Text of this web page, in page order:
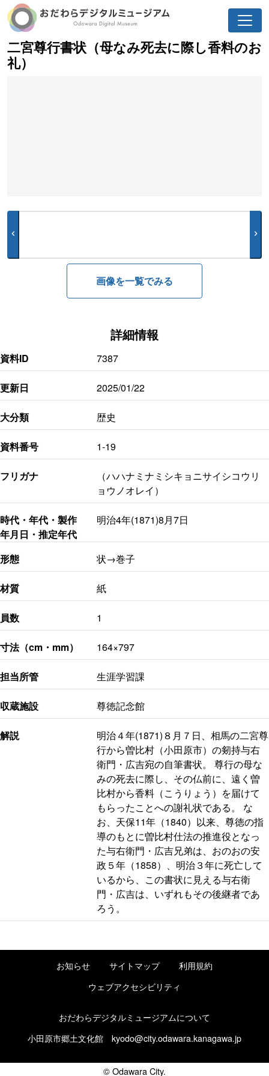
二宮尊行書状（母なみ死去に際し香料のお
礼）
chevron_left chevron_right
画像を一覧でみる
詳細情報
資料ID 7387
更新日 2025/01/22
大分類 歴史
資料番号 1-19
フリガナ
（ハハナミナミシキョニサイシコウリ
ョウノオレイ）
時代・年代・製作
年月日・推定年代
明治4年(1871)8月7日
形態 状→巻子
材質 紙
員数 1
寸法（cm・mm） 164×797
担当所管 生涯学習課
収蔵施設 尊徳記念館
解説
明治４年(1871)８月７日、相馬の二宮尊
行から曽比村（小田原市）の剱持与右
衛門・広吉宛の自筆書状。 尊行の母な
みの死去に際し、その仏前に、遠く曽
比村から香料（こうりょう）を届けて
もらったことへの謝礼状である。 な
お、天保11年（1840）以来、尊徳の指
導のもとに曽比村仕法の推進役となっ
た与右衛門・広吉兄弟は、おのおの安
政５年（1858）、明治３年に死亡して
いるから、この書状に見える与右衛
門・広吉は、いずれもその後継者であ
ろう。
お知らせ サイトマップ
利用規約
ウェブアクセシビリティ
おだわらデジタルミュージアムについて
小田原市郷土文化館 kyodo@city.odawara.kanagawa.jp
© Odawara City.